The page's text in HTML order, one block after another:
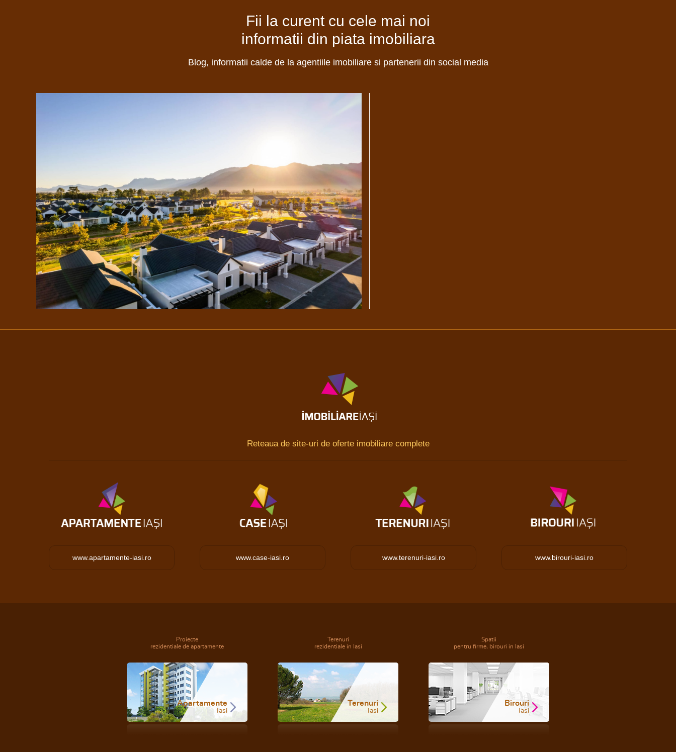
Fii la curent cu cele mai noi
informatii din piata imobiliara
Blog, informatii calde de la agentiile imobiliare si partenerii din social media
Reteaua de site-uri de oferte imobiliare complete
www.apartamente-iasi.ro www.case-iasi.ro www.terenuri-iasi.ro www.birouri-iasi.ro
Proiecte
rezidentiale de apartamente
Apartamente
Iasi
Terenuri
rezidentiale in Iasi
Terenuri
Iasi
Spatii
pentru firme, birouri in Iasi
Birouri
Iasi